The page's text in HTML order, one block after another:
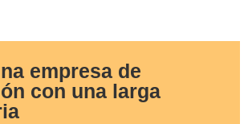
empresa de
con una larga